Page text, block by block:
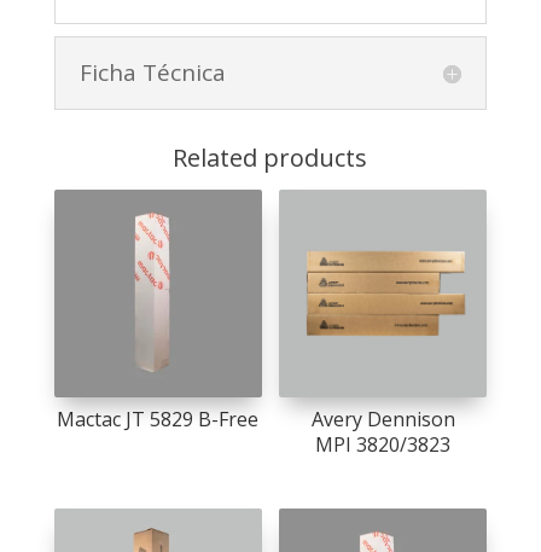
Ficha Técnica
Related products
Mactac JT 5829 B-Free
Avery Dennison
MPI 3820/3823